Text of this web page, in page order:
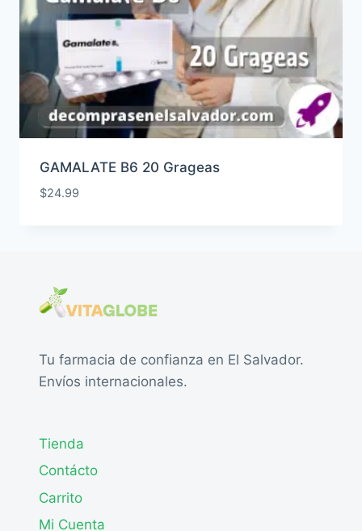
GAMALATE B6 20 Grageas
$24.99
Tu farmacia de confianza en El Salvador.
Envíos internacionales.
Tienda
Contácto
Carrito
Mi Cuenta